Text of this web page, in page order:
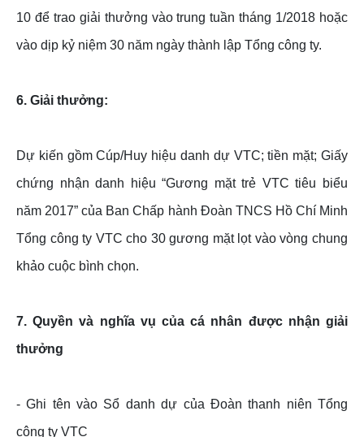
10 để trao giải thưởng vào trung tuần tháng 1/2018 hoặc
vào dịp kỷ niệm 30 năm ngày thành lập Tổng công ty.
6. Giải thưởng:
Dự kiến gồm Cúp/Huy hiệu danh dự VTC; tiền mặt; Giấy
chứng nhận danh hiệu “Gương mặt trẻ VTC tiêu biểu
năm 2017” của Ban Chấp hành Đoàn TNCS Hồ Chí Minh
Tổng công ty VTC cho 30 gương mặt lọt vào vòng chung
khảo cuộc bình chọn.
7. Quyền và nghĩa vụ của cá nhân được nhận giải
thưởng
- Ghi tên vào Sổ danh dự của Đoàn thanh niên Tổng
công ty VTC